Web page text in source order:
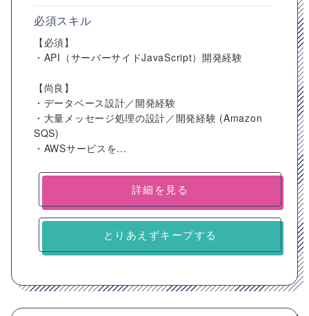
必須スキル
【必須】
・API（サーバーサイドJavaScript）開発経験
【尚良】
・データベース設計／開発経験
・大量メッセージ処理の設計／開発経験 (Amazon
SQS)
・AWSサービスを...
詳細を見る
とりあえずキープする